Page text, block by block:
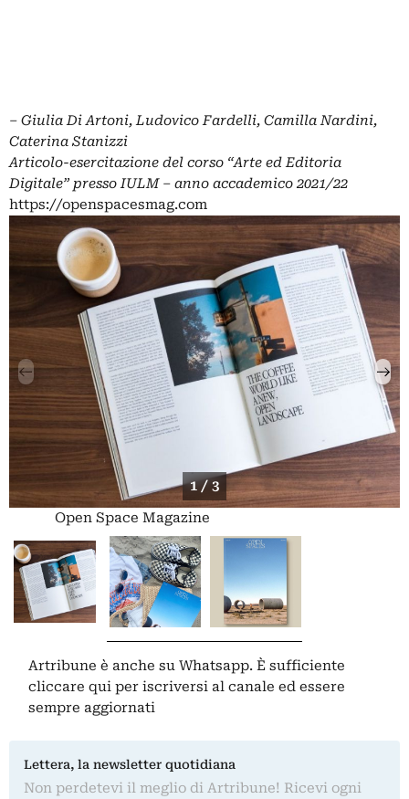
– Giulia Di Artoni, Ludovico Fardelli, Camilla Nardini,
Caterina Stanizzi
Articolo-esercitazione del corso “Arte ed Editoria
Digitale” presso IULM – anno accademico 2021/22
https://openspacesmag.com
1 / 3
Open Space Magazine
Artribune è anche su Whatsapp. È sufficiente
cliccare qui per iscriversi al canale ed essere
sempre aggiornati
Lettera, la newsletter quotidiana
Non perdetevi il meglio di Artribune! Ricevi ogni